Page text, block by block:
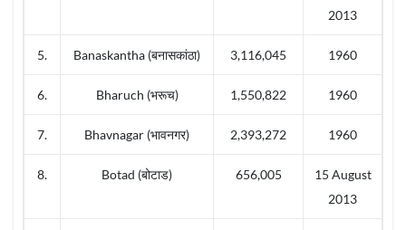
2013
5. Banaskantha (बनासकांठा) 3,116,045 1960
6. Bharuch (भरूच) 1,550,822 1960
7. Bhavnagar (भावनगर) 2,393,272 1960
8. Botad (बोटाड) 656,005
15 August
2013